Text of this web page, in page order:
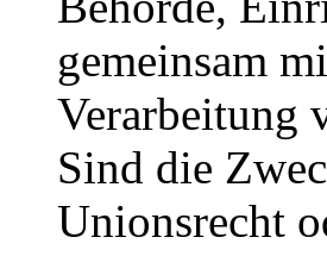
gemeinsam
Verarbeitung
Sind die
Unionsrecht